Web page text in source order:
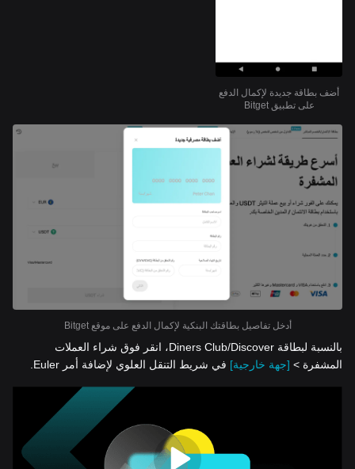
أضف بطاقة جديدة لإكمال الدفع
على تطبيق Bitget
أدخل تفاصيل بطاقتك البنكية لإكمال الدفع على موقع Bitget
بالنسبة لبطاقة Diners Club/Discover، انقر فوق شراء العملات
المشفرة > [جهة خارجية] في شريط التنقل العلوي لإضافة أمر Euler.